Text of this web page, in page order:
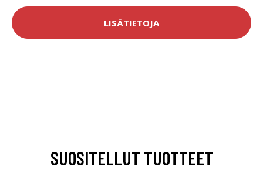
LISÄTIETOJA
SUOSITELLUT TUOTTEET